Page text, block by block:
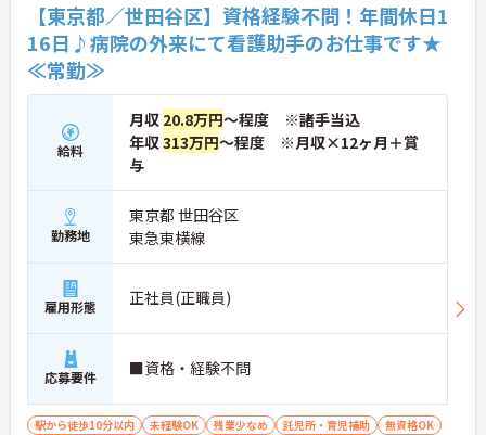
【東京都／世田谷区】資格経験不問！年間休日1
16日♪病院の外来にて看護助手のお仕事です★
≪常勤≫
給料
月収 20.8万円～程度 ※諸手当込
年収313万円～程度 ※月収×12ヶ月＋賞
与
勤務地
東京都 世田谷区
東急東横線
雇用形態 正社員(正職員)
応募要件 ■資格・経験不問
駅から徒歩10分以内 未経験OK 残業少なめ 託児所・育児補助
無資格OK